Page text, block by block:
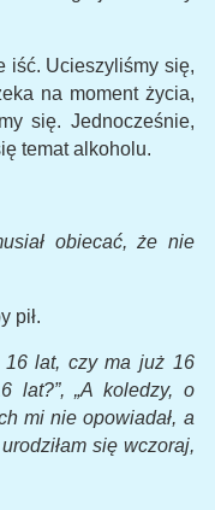
iść. Ucieszyliśmy się,
na moment życia,
się. Jednocześnie,
temat alkoholu.
obiecać, że nie
pił.
16 lat, czy ma już 16
lat?”, „A koledzy, o
mi nie opowiadał, a
się wczoraj,